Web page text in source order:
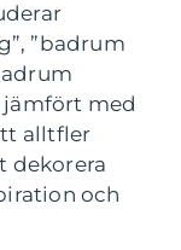
”badrum
jämfört med
alltfler
dekorera
och